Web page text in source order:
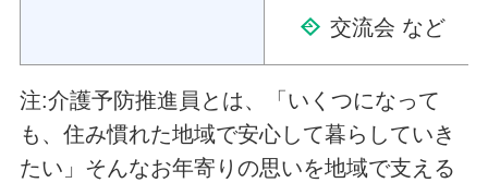
交流会 など
注:介護予防推進員とは、「いくつになって
も、住み慣れた地域で安心して暮らしていき
たい」そんなお年寄りの思いを地域で支える